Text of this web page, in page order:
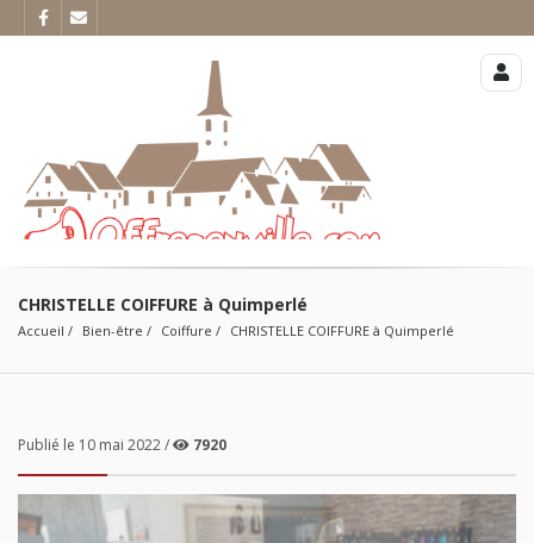
CHRISTELLE COIFFURE à Quimperlé
Accueil Bien-être Coiffure CHRISTELLE COIFFURE à Quimperlé
Publié le 10 mai 2022 / 7920